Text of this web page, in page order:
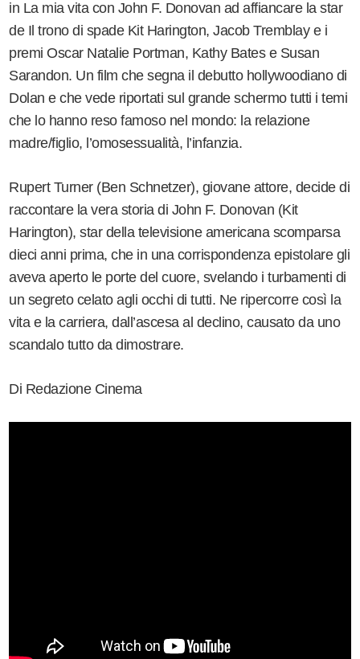
in La mia vita con John F. Donovan ad affiancare la star
de Il trono di spade Kit Harington, Jacob Tremblay e i
premi Oscar Natalie Portman, Kathy Bates e Susan
Sarandon. Un film che segna il debutto hollywoodiano di
Dolan e che vede riportati sul grande schermo tutti i temi
che lo hanno reso famoso nel mondo: la relazione
madre/figlio, l’omosessualità, l’infanzia.
Rupert Turner (Ben Schnetzer), giovane attore, decide di
raccontare la vera storia di John F. Donovan (Kit
Harington), star della televisione americana scomparsa
dieci anni prima, che in una corrispondenza epistolare gli
aveva aperto le porte del cuore, svelando i turbamenti di
un segreto celato agli occhi di tutti. Ne ripercorre così la
vita e la carriera, dall’ascesa al declino, causato da uno
scandalo tutto da dimostrare.
Di Redazione Cinema